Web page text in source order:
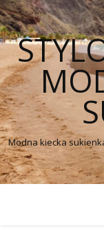
Modna kiecka